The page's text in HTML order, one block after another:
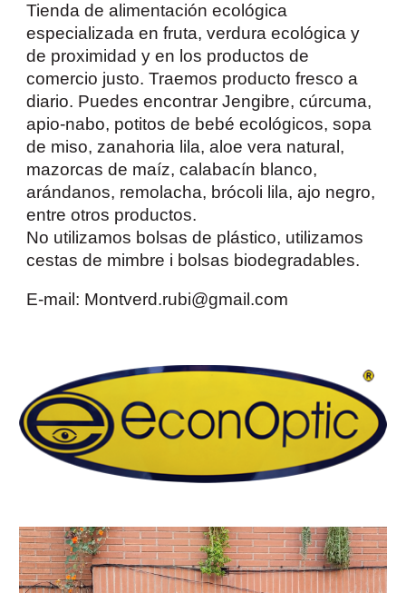
Tienda de alimentación ecológica
especializada en fruta, verdura ecológica y
de proximidad y en los productos de
comercio justo. Traemos producto fresco a
diario. Puedes encontrar Jengibre,cúrcuma,
apio-nabo, potitos de bebé ecológicos,sopa
de miso, zanahoria lila,aloe vera natural ,
mazorcas de maíz,calabacín blanco,
arándanos, remolacha, brócoli lila,ajo negro,
entre otros productos.
No utilizamos bolsas de plástico, utilizamos
cestas de mimbre i bolsas biodegradables.
E-mail: Montverd.rubi@gmail.com